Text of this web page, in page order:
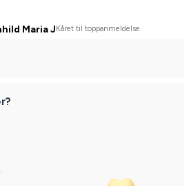
Maria J Kåret til toppanmeldelse